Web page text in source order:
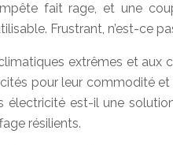
fait rage, et une
Frustrant, n’est-ce
extrêmes et
pour leur commodité
électricité est-il une
résilients.